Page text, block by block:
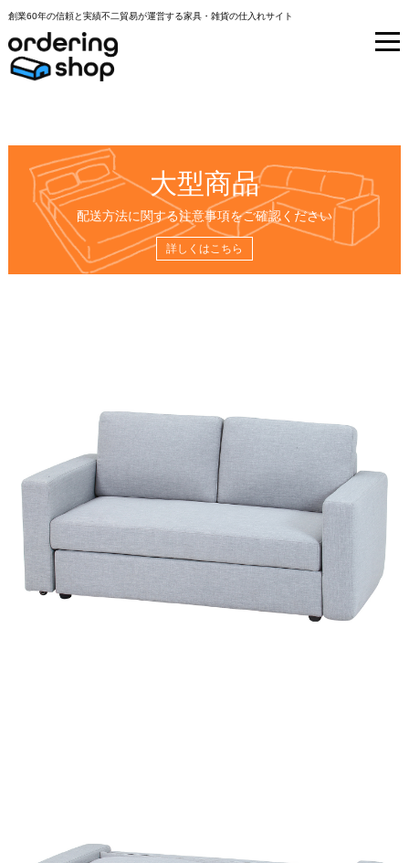
創業60年の信頼と実績不二貿易が運営する家具・雑貨の仕入れサイト
大型商品
配送方法に関する注意事項をご確認ください
詳しくはこちら